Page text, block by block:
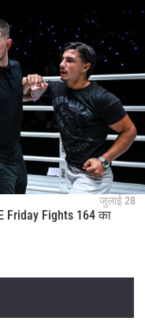
जुलाई 28
Friday Fights 164 का